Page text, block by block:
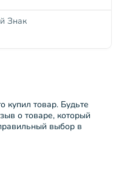
Знак
купил товар. Будьте
о товаре, который
выбор в